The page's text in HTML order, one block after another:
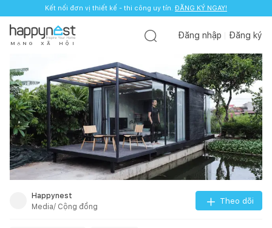
Kết nối đơn vị thiết kế - thi công uy tín. ĐĂNG KÝ NGAY!
M Ạ N G X Ã H Ộ I
Đăng nhập Đăng ký
Happynest
Media/ Cộng đồng
Theo dõi